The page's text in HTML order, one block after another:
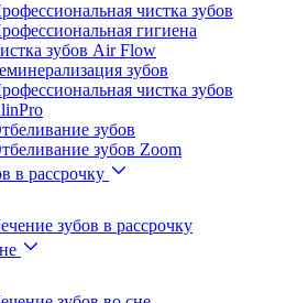
чистка зубов
гигиена
зубов Air Flow
зубов
чистка зубов
зубов
зубов Zoom
в рассрочку
зубов в рассрочку